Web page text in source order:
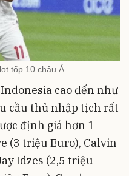
tốp 10 châu Á.
cao đến như
cầu thủ nhập tịch rất
định giá hơn 1
(3 triệu Euro), Calvin
Idzes (2,5 triệu